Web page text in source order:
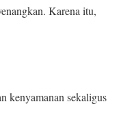
Karena itu,
kenyamanan sekaligus